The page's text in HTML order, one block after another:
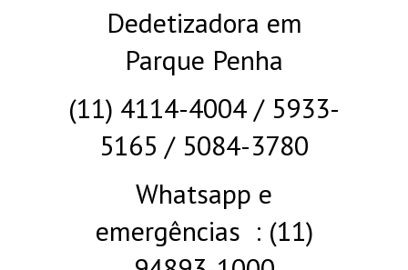
Dedetizadora em
Parque Penha
(11) 4114-4004 / 5933-
5165 / 5084-3780
Whatsapp e
emergências : (11)